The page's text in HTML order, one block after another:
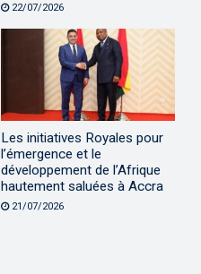
22/07/2026
Les initiatives Royales pour
l’émergence et le
développement de l’Afrique
hautement saluées à Accra
21/07/2026